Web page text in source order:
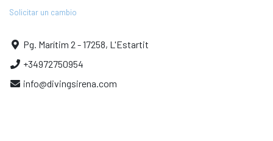
Solicitar un cambio
Pg. Marítim 2 - 17258, L'Estartit
+34972750954
info@divingsirena.com